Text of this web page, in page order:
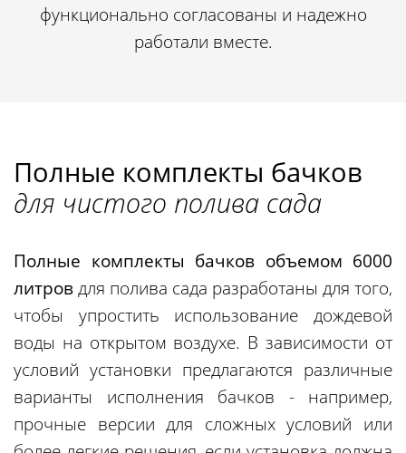
функционально согласованы и надежно
работали вместе.
Полные комплекты бачков
для чистого полива сада
Полные комплекты бачков объемом 6000
литровдля полива сада разработаны для того,
чтобы упростить использование дождевой
воды на открытом воздухе. В зависимости от
условий установки предлагаются различные
варианты исполнения бачков - например,
прочные версии для сложных условий или